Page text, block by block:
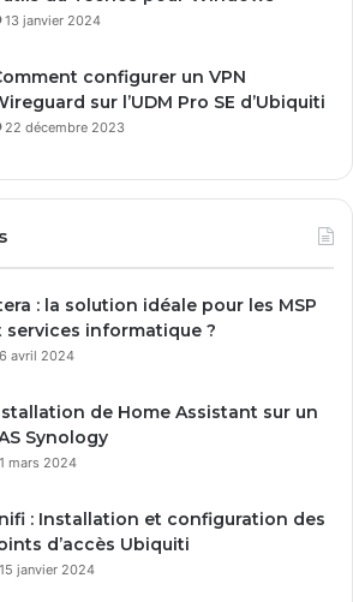
13 janvier 2024
configurer un VPN
sur l’UDM Pro SE d’Ubiquiti
22 décembre 2023
: la solution idéale pour les MSP
services informatique ?
6 avril 2024
de Home Assistant sur un
Synology
1 mars 2024
: Installation et configuration des
d’accès Ubiquiti
15 janvier 2024